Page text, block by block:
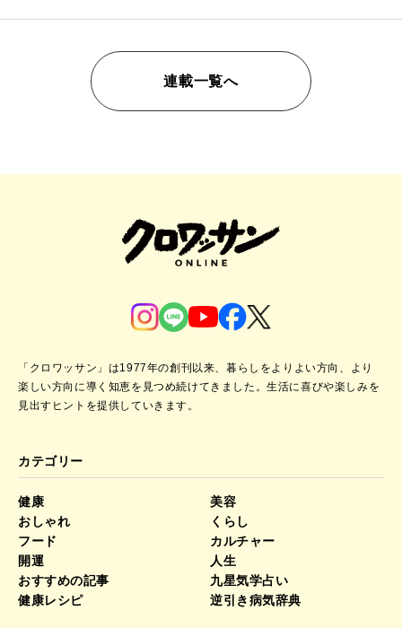
連載一覧へ
「クロワッサン」は1977年の創刊以来、暮らしをよりよい方向、より
楽しい方向に導く知恵を見つめ続けてきました。生活に喜びや楽しみを
見出すヒントを提供していきます。
カテゴリー
健康
美容
おしゃれ
くらし
フード
カルチャー
開運
人生
おすすめの記事
九星気学占い
健康レシピ
逆引き病気辞典